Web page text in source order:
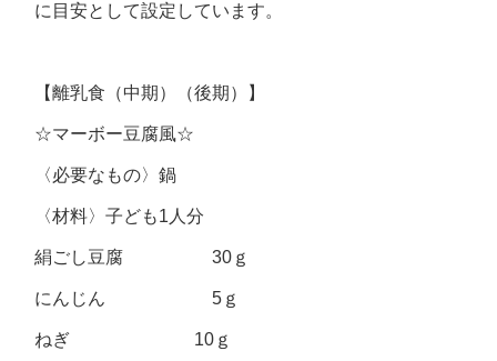
に目安として設定しています。
【離乳食（中期）（後期）】
☆マーボー豆腐風☆
〈必要なもの〉鍋
〈材料〉子ども1人分
絹ごし豆腐 30ｇ
にんじん 5ｇ
ねぎ 10ｇ